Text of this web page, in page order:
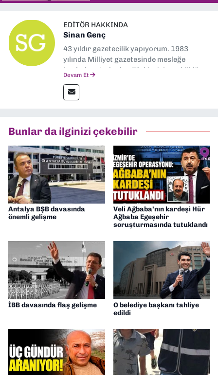
EDITÖR HAKKINDA
Sinan Genç
43 yıldır gazetecilik yapıyorum. 1983
yılında Milliyet gazetesinde mesleğe
başladım. Ardından Türkiye’nin en köklü
muhabir, editör, müdür yardımcısı ve spor
müdürü olarak görev yaptım. Ayrıca Yeni
Gazetesi'nde editörlük yapıyorum
Devam Et
Bunlar da ilginizi çekebilir
Antalya BŞB davasında
önemli gelişme
Veli Ağbaba’nın kardeşi Hür
Ağbaba Egeşehir
soruşturmasında tutuklandı
İBB davasında flaş gelişme
O belediye başkanı tahliye
edildi